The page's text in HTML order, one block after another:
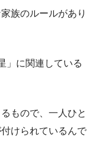
族のルールがあり
」に関連している
もので、一人ひと
けられているんで